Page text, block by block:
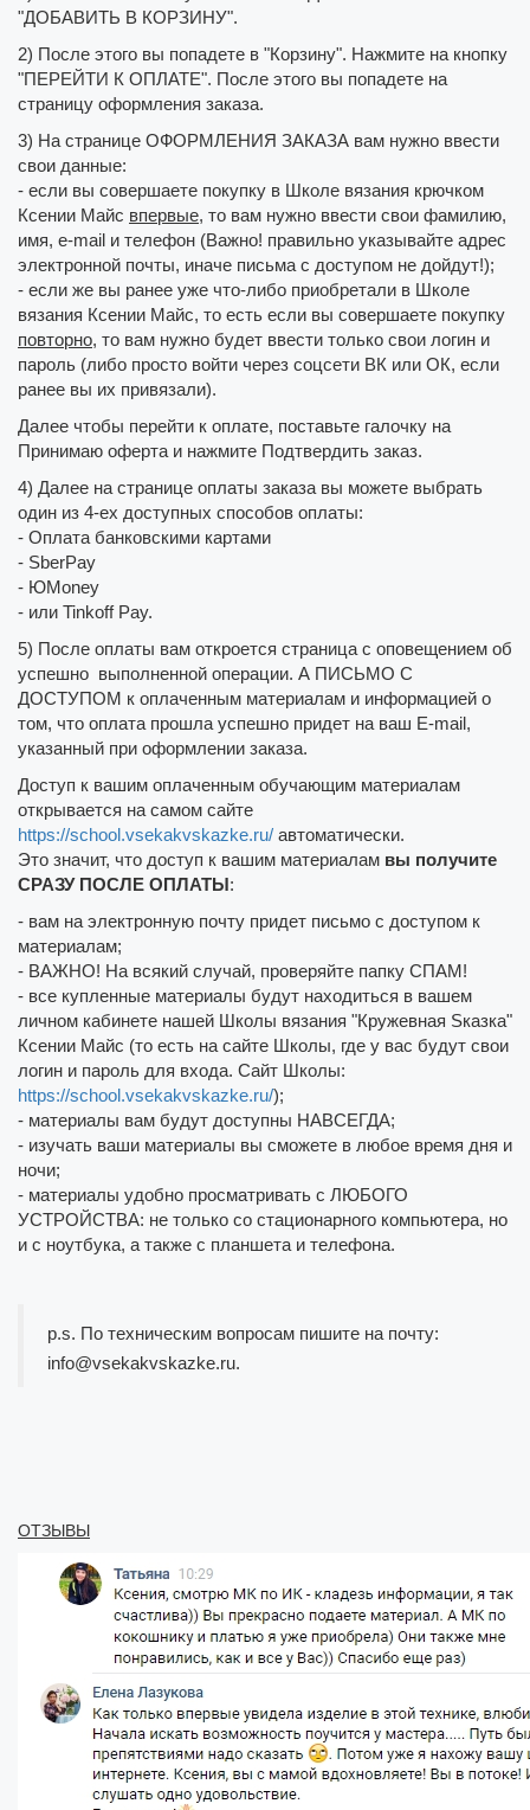
"ДОБАВИТЬ В КОРЗИНУ".
2) После этого вы попадете в "Корзину". Нажмите на кнопку
"ПЕРЕЙТИ К ОПЛАТЕ". После этого вы попадете на
страницу оформления заказа.
3) На странице ОФОРМЛЕНИЯ ЗАКАЗА вам нужно ввести
свои данные:
- если вы совершаете покупку в Школе вязания крючком
Ксении Майс впервые, то вам нужно ввести свои фамилию,
имя, e-mail и телефон (Важно! правильно указывайте адрес
электронной почты, иначе письма с доступом не дойдут!);
- если же вы ранее уже что-либо приобретали в Школе
вязания Ксении Майс, то есть если вы совершаете покупку
повторно, то вам нужно будет ввести только свои логин и
пароль (либо просто войти через соцсети ВК или ОК, если
ранее вы их привязали).
Далее чтобы перейти к оплате, поставьте галочку на
Принимаю оферта и нажмите Подтвердить заказ.
4) Далее на странице оплаты заказа вы можете выбрать
один из 4-ех доступных способов оплаты:
- Оплата банковскими картами
- SberPay
- ЮMoney
- или Tinkoff Pay.
5) После оплаты вам откроется страница с оповещением об
успешно выполненной операции. А ПИСЬМО С
ДОСТУПОМ к оплаченным материалам и информацией о
том, что оплата прошла успешно придет на ваш E-mail,
указанный при оформлении заказа.
Доступ к вашим оплаченным обучающим материалам
открывается на самом сайте
https://school.vsekakvskazke.ru/ автоматически.
Это значит, что доступ к вашим материалам вы получите
СРАЗУ ПОСЛЕ ОПЛАТЫ :
- вам на электронную почту придет письмо с доступом к
материалам;
- ВАЖНО! На всякий случай, проверяйте папку СПАМ!
- все купленные материалы будут находиться в вашем
личном кабинете нашей Школы вязания "Кружевная Sказка"
Ксении Майс (то есть на сайте Школы, где у вас будут свои
логин и пароль для входа. Сайт Школы:
https://school.vsekakvskazke.ru/);
- материалы вам будут доступны НАВСЕГДА;
- изучать ваши материалы вы сможете в любое время дня и
ночи;
- материалы удобно просматривать с ЛЮБОГО
УСТРОЙСТВА: не только со стационарного компьютера, но
и с ноутбука, а также с планшета и телефона.
p.s. По техническим вопросам пишите на почту:
info@vsekakvskazke.ru.
ОТЗЫВЫ